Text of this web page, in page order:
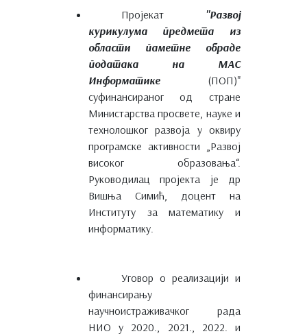
Пројекат "Развој
курикулума предмета из
области паметне обраде
података на МАС
Информатике (ПОП)"
суфинансираног од стране
Министарства просвете, науке и
технолошког развоја у оквиру
програмске активности „Развој
високог образовања“.
Руководилац пројекта је др
Вишња Симић, доцент на
Институту за математику и
информатику.
Уговор о реализацији и
финансирању
научноистраживачког рада
НИО у 2020., 2021., 2022. и